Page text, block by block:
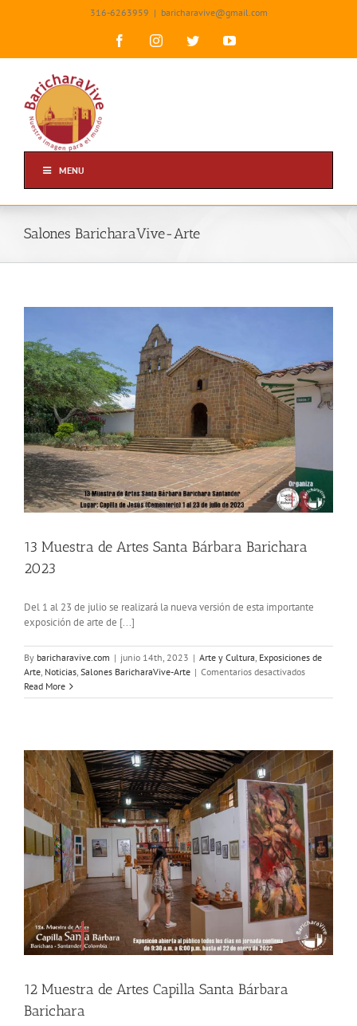
316-6263959 | baricharavive@gmail.com
FacebookInstagramTwitterYouTube
MENU
Salones BaricharaVive-Arte
13 Muestra de Artes Santa Bárbara Barichara
2023
Del 1 al 23 de julio se realizará la nueva versión de esta importante
exposición de arte de [...]
By baricharavive.com | junio 14th, 2023 | Arte y Cultura Exposiciones de
Arte Noticias Salones BaricharaVive-Arte | Comentarios desactivadosen
Muestra
Bárbara
Barichara
2023
Read More
12 Muestra de Artes Capilla Santa Bárbara
Barichara